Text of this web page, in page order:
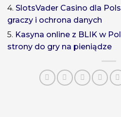
4. SlotsVader Casino dla
graczy i ochrona danych
5. Kasyna online z BLIK w
strony do gry na pieniądze